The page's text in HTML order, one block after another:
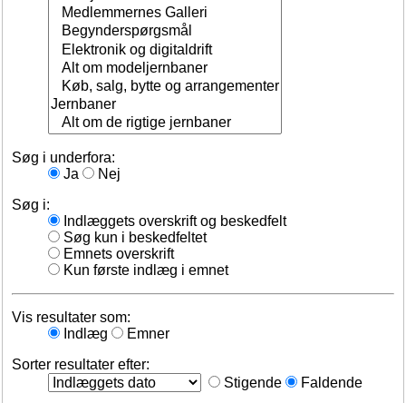
Søg i underfora:
Ja
Nej
Søg i:
Indlæggets overskrift og beskedfelt
Søg kun i beskedfeltet
Emnets overskrift
Kun første indlæg i emnet
Vis resultater som:
Indlæg
Emner
Sorter resultater efter:
Stigende
Faldende